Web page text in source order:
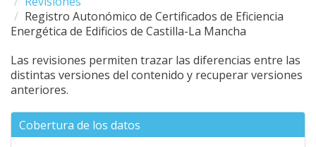
Registro Autonómico de Certificados de Eficiencia
Energética de Edificios de Castilla-La Mancha
Las revisiones permiten trazar las diferencias entre las
distintas versiones del contenido y recuperar versiones
anteriores.
Cobertura de los datos